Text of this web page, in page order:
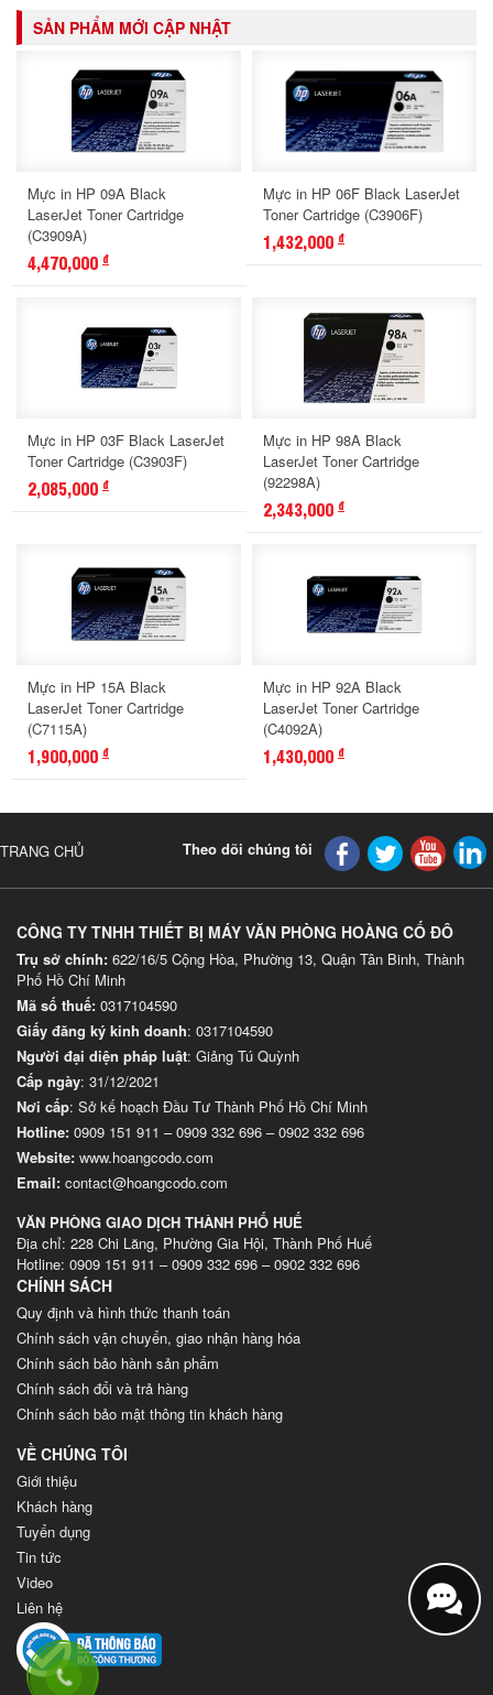
SẢN PHẨM MỚI CẬP NHẬT
Mực in HP 09A Black
LaserJet Toner Cartridge
(C3909A)
4,470,000 đ
Mực in HP 06F Black LaserJet
Toner Cartridge (C3906F)
1,432,000 đ
Mực in HP 03F Black LaserJet
Toner Cartridge (C3903F)
2,085,000 đ
Mực in HP 98A Black
LaserJet Toner Cartridge
(92298A)
2,343,000 đ
Mực in HP 15A Black
LaserJet Toner Cartridge
(C7115A)
1,900,000 đ
Mực in HP 92A Black
LaserJet Toner Cartridge
(C4092A)
1,430,000 đ
TRANG CHỦ Theo dõi chúng tôi
CÔNG TY TNHH THIẾT BỊ MÁY VĂN PHÒNG HOÀNG CỐ ĐÔ
Trụ sở chính: 622/16/5 Cộng Hòa, Phường 13, Quận Tân Binh, Thành
Phố Hồ Chí Minh
Mã số thuế: 0317104590
Giấy đăng ký kinh doanh: 0317104590
Người đại diện pháp luật: Giảng Tú Quỳnh
Cấp ngày: 31/12/2021
Nơi cấp: Sở kế hoạch Đầu Tư Thành Phố Hồ Chí Minh
Hotline: 0909 151 911 –0909 332 696 –0902 332 696
Website: www.hoangcodo.com
Email: contact@hoangcodo.com
VĂN PHÒNG GIAO DỊCH THÀNH PHỐ HUẾ
Địa chỉ: 228 Chi Lăng, Phường Gia Hội, Thành Phố Huế
Hotline: 0909 151 911 – 0909 332 696 – 0902 332 696
CHÍNH SÁCH
Quy định và hình thức thanh toán
Chính sách vận chuyển, giao nhận hàng hóa
Chính sách bảo hành sản phẩm
Chính sách đổi và trả hàng
Chính sách bảo mật thông tin khách hàng
VỀ CHÚNG TÔI
Giới thiệu
Khách hàng
Tuyển dụng
Tin tức
Video
Liên hệ